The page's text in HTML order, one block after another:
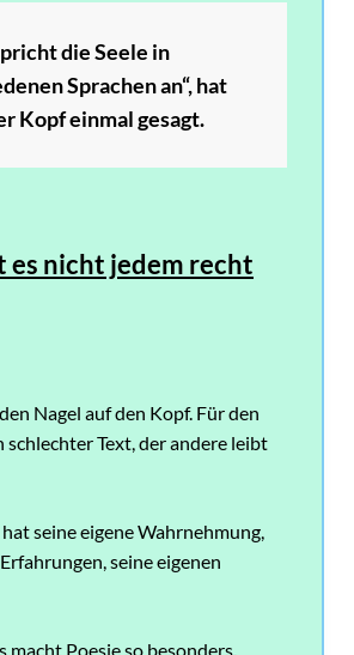
die Seele in
Sprachen an“, hat
Kopf einmal gesagt.
es nicht jedem recht
Nagel auf den Kopf. Für den
schlechter Text, der andere leibt
seine eigene Wahrnehmung,
seine eigenen
macht Poesie so besonders.